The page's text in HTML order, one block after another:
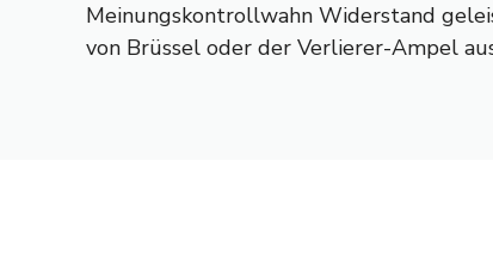
Meinungskontrollwahn Widerstand
von Brüssel oder der Verlierer-Ampel